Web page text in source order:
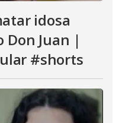
idosa
Don Juan |
#shorts